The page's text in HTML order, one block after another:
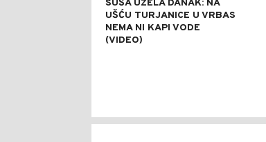
SUŠA UZELA DANAK: NA
UŠĆU TURJANICE U VRBAS
NEMA NI KAPI VODE
(VIDEO)